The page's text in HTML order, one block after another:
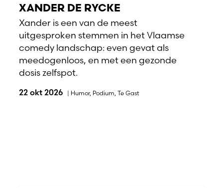
XANDER DE RYCKE
Xander is een van de meest
uitgesproken stemmen in het Vlaamse
comedy landschap: even gevat als
meedogenloos, en met een gezonde
dosis zelfspot.
22 okt 2026 | Humor, Podium, Te Gast